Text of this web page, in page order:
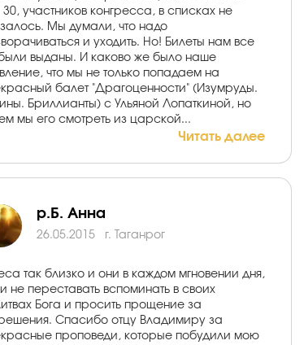
30, участников конгресса, в списках не
Мы думали, что надо
и уходить. Но! Билеты нам все
выданы. И каково же было наше
что мы не только попадаем на
балет "Драгоценности" (Изумруды.
Бриллианты) с Ульяной Лопаткиной, но
мы его смотреть из царской...
Читать далее
р.Б. Анна
26.05.2015 г. Таганрог
так близко и они в каждом мгновении дня,
не переставать вспоминать в своих
Бога и просить прощение за
Спасибо отцу Владимиру за
проповеди, которые побудили мою